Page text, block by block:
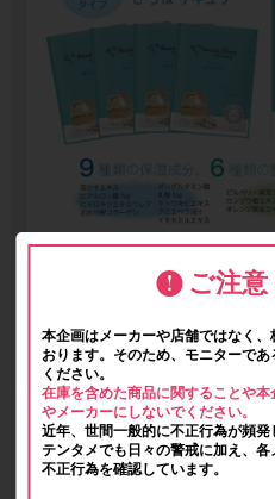
ご注
本企画はメーカーや店舗ではなく
おります。そのため、モニターで
ください。
在庫を含めた商品に関することや
やメーカーにしないでください。
近年、世間一般的に不正行為が頻発
テンタメでも日々の警戒に加え、
不正行為を確認しています。